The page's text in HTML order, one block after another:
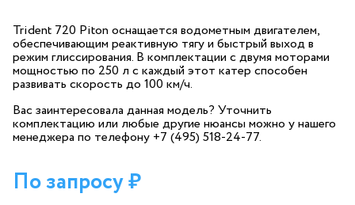
Trident 720 Piton оснащается водометным двигателем,
обеспечивающим реактивную тягу и быстрый выход в
режим глиссирования. В комплектации с двумя моторами
мощностью по 250 л с каждый этот катер способен
развивать скорость до 100 км/ч.
Вас заинтересовала данная модель? Уточнить
комплектацию или любые другие нюансы можно у нашего
менеджера по телефону +7 (495) 518-24-77.
По запросу